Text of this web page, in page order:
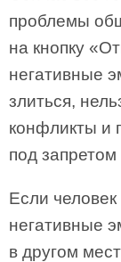
проблемы
на кнопку
негативные
злиться,
конфликты и
под
Если
негативные
в другом